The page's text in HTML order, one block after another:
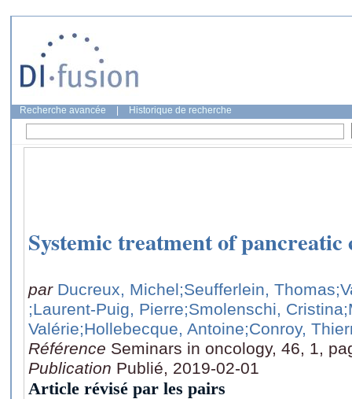
Recherche avancée Historique de recherche
Systemic treatment of
par Ducreux, Michel;Seufferlein, Thomas
;Laurent-Puig, Pierre;Smolenschi, Cristina
Valérie;Hollebecque, Antoine;Conroy,
Référence Seminars in oncology, 46, 1,
Publication Publié, 2019-02-01
Article révisé par les pairs